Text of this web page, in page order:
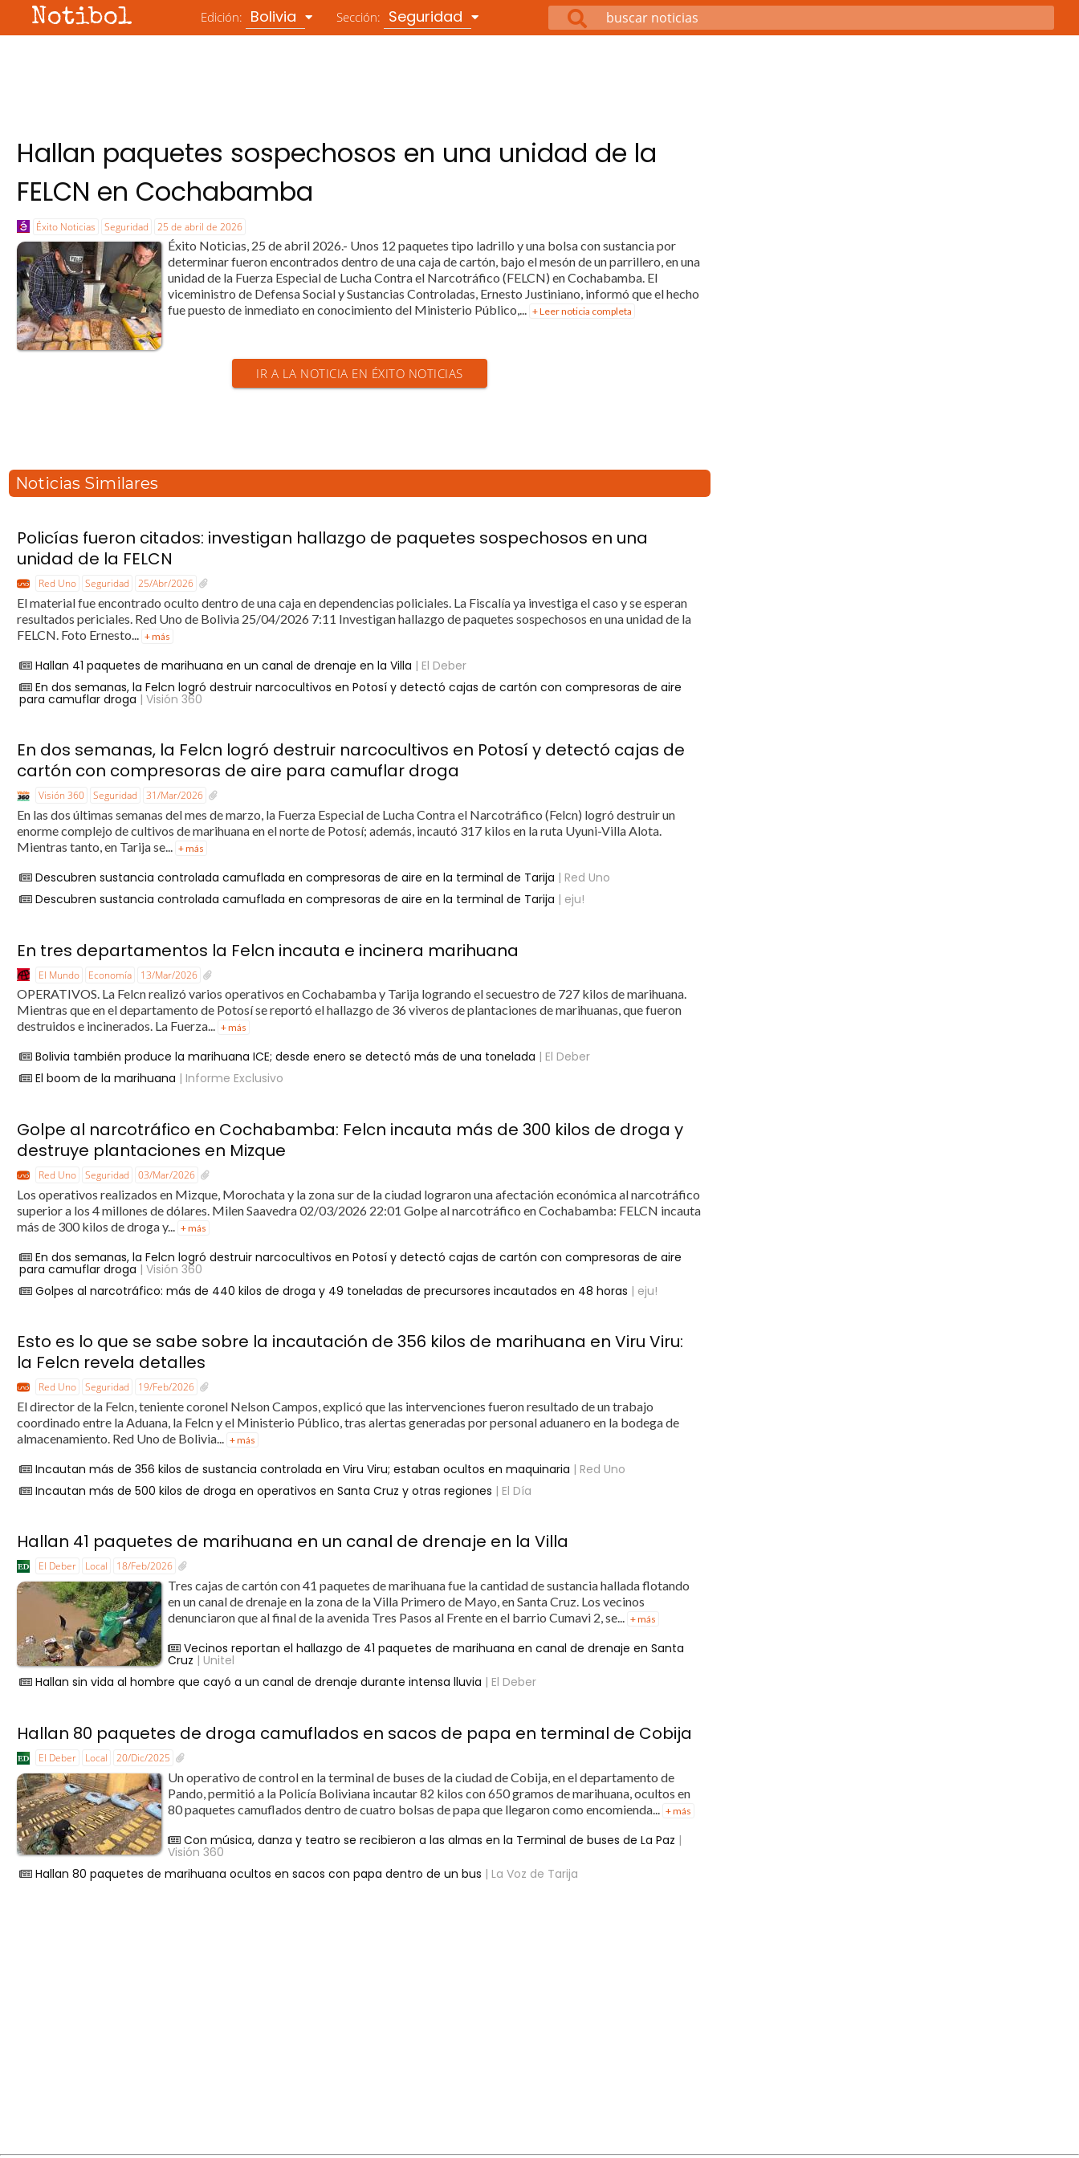
Notibol Edición: Bolivia Sección: Seguridad
Hallan paquetes sospechosos en una unidad de la
FELCN en Cochabamba
Éxito Noticias Seguridad 25 de abril de 2026
Éxito Noticias, 25 de abril 2026.- Unos 12 paquetes tipo ladrillo y una bolsa con sustancia por
determinar fueron encontrados dentro de una caja de cartón, bajo el mesón de un parrillero, en una
unidad de la Fuerza Especial de Lucha Contra el Narcotráfico (FELCN) en Cochabamba. El
viceministro de Defensa Social y Sustancias Controladas, Ernesto Justiniano, informó que el hecho
fue puesto de inmediato en conocimiento del Ministerio Público,... + Leer noticia completa
IR A LA NOTICIA EN ÉXITO NOTICIAS
Noticias Similares
Policías fueron citados: investigan hallazgo de paquetes sospechosos en una
unidad de la FELCN
Red Uno Seguridad 25/Abr/2026
El material fue encontrado oculto dentro de una caja en dependencias policiales. La Fiscalía ya investiga el caso y se esperan
resultados periciales. Red Uno de Bolivia 25/04/2026 7:11 Investigan hallazgo de paquetes sospechosos en una unidad de la
FELCN. Foto Ernesto...
+ más
Hallan 41 paquetes de marihuana en un canal de drenaje en la Villa | El Deber
En dos semanas, la Felcn logró destruir narcocultivos en Potosí y detectó cajas de cartón con compresoras de aire
para camuflar droga | Visión 360
En dos semanas, la Felcn logró destruir narcocultivos en Potosí y detectó cajas de
cartón con compresoras de aire para camuflar droga
Visión 360 Seguridad 31/Mar/2026
En las dos últimas semanas del mes de marzo, la Fuerza Especial de Lucha Contra el Narcotráfico (Felcn) logró destruir un
enorme complejo de cultivos de marihuana en el norte de Potosí; además, incautó 317 kilos en la ruta Uyuni-Villa Alota.
Mientras tanto, en Tarija se... + más
Descubren sustancia controlada camuflada en compresoras de aire en la terminal de Tarija | Red Uno
Descubren sustancia controlada camuflada en compresoras de aire en la terminal de Tarija | eju!
En tres departamentos la Felcn incauta e incinera marihuana
El Mundo Economía 13/Mar/2026
OPERATIVOS. La Felcn realizó varios operativos en Cochabamba y Tarija logrando el secuestro de 727 kilos de marihuana.
Mientras que en el departamento de Potosí se reportó el hallazgo de 36 viveros de plantaciones de marihuanas, que fueron
destruidos e incinerados. La Fuerza... + más
Bolivia también produce la marihuana ICE; desde enero se detectó más de una tonelada | El Deber
El boom de la marihuana | Informe Exclusivo
Golpe al narcotráfico en Cochabamba: Felcn incauta más de 300 kilos de droga y
destruye plantaciones en Mizque
Red Uno Seguridad 03/Mar/2026
Los operativos realizados en Mizque, Morochata y la zona sur de la ciudad lograron una afectación económica al narcotráfico
superior a los 4 millones de dólares. Milen Saavedra 02/03/2026 22:01 Golpe al narcotráfico en Cochabamba: FELCN incauta
más de 300 kilos de droga y...
+ más
En dos semanas, la Felcn logró destruir narcocultivos en Potosí y detectó cajas de cartón con compresoras de aire
para camuflar droga | Visión 360
Golpes al narcotráfico: más de 440 kilos de droga y 49 toneladas de precursores incautados en 48 horas | eju!
Esto es lo que se sabe sobre la incautación de 356 kilos de marihuana en Viru Viru:
la Felcn revela detalles
Red Uno Seguridad 19/Feb/2026
El director de la Felcn, teniente coronel Nelson Campos, explicó que las intervenciones fueron resultado de un trabajo
coordinado entre la Aduana, la Felcn y el Ministerio Público, tras alertas generadas por personal aduanero en la bodega de
almacenamiento. Red Uno de Bolivia... + más
Incautan más de 356 kilos de sustancia controlada en Viru Viru; estaban ocultos en maquinaria | Red Uno
Incautan más de 500 kilos de droga en operativos en Santa Cruz y otras regiones | El Día
Hallan 41 paquetes de marihuana en un canal de drenaje en la Villa
El Deber Local 18/Feb/2026
Tres cajas de cartón con 41 paquetes de marihuana fue la cantidad de sustancia hallada flotando
en un canal de drenaje en la zona de la Villa Primero de Mayo, en Santa Cruz. Los vecinos
denunciaron que al final de la avenida Tres Pasos al Frente en el barrio Cumavi 2, se... + más
Vecinos reportan el hallazgo de 41 paquetes de marihuana en canal de drenaje en Santa
Cruz | Unitel
Hallan sin vida al hombre que cayó a un canal de drenaje durante intensa lluvia | El Deber
Hallan 80 paquetes de droga camuflados en sacos de papa en terminal de Cobija
El Deber Local 20/Dic/2025
Un operativo de control en la terminal de buses de la ciudad de Cobija, en el departamento de
Pando, permitió a la Policía Boliviana incautar 82 kilos con 650 gramos de marihuana, ocultos en
80 paquetes camuflados dentro de cuatro bolsas de papa que llegaron como encomienda...
+ más
Con música, danza y teatro se recibieron a las almas en la Terminal de buses de La Paz |
Visión 360
Hallan 80 paquetes de marihuana ocultos en sacos con papa dentro de un bus | La Voz de Tarija